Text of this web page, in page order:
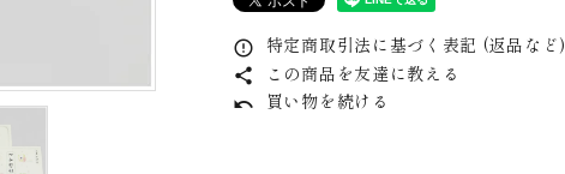
error_outline 特定商取引法に基づく表記 (返品など)
share この商品を友達に教える
undo 買い物を続ける